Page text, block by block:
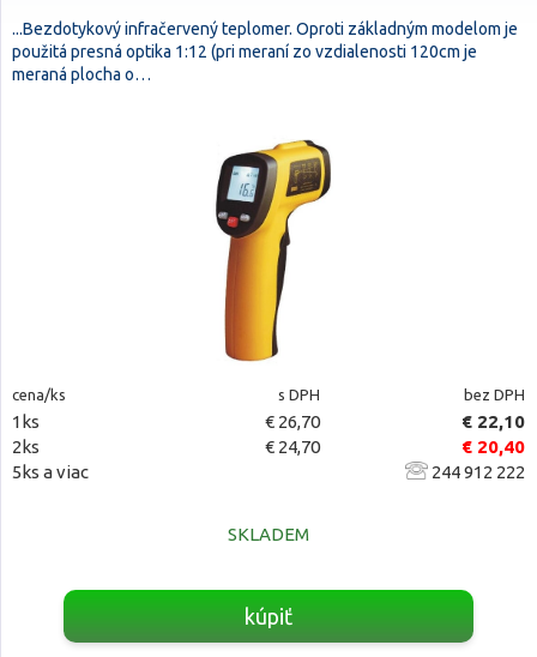
...Bezdotykový infračervený teplomer. Oproti základným modelom je
použitá presná optika 1:12 (pri meraní zo vzdialenosti 120cm je
meraná plocha o…
cena/ks s DPH bez DPH
1ks € 26,70
€ 22,10
2ks
€ 24,70
€ 20,40
5ks a viac
244 912 222
SKLADEM
kúpiť